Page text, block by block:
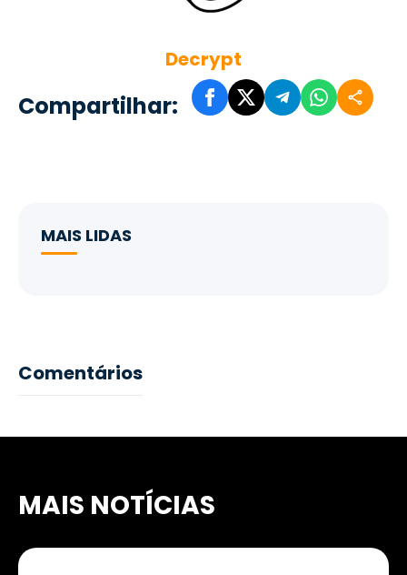
Decrypt
Compartilhar:
MAIS LIDAS
Comentários
MAIS NOTÍCIAS